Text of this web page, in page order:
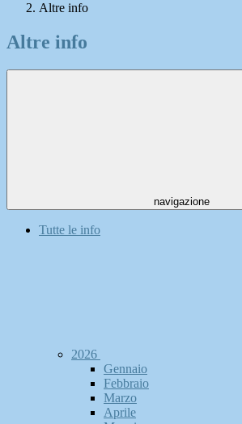
Altre info
Altre info
navigazione
Tutte le info
2026
Gennaio
Febbraio
Marzo
Aprile